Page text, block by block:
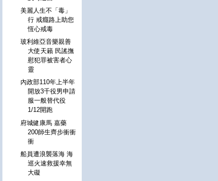
美麗人生不「毒」
行 戒癮路上助您
恆心戒毒
玻利維亞音樂親善
大使天籟 民謠撫
慰犯罪被害者心
靈
內政部110年上半年
開放3千役男申請
服一般替代役
1/12開跑
府城健康馬 嘉藥
200師生齊步衝衝
衝
船員遭浪襲落海 海
巡火速救援幸無
大礙